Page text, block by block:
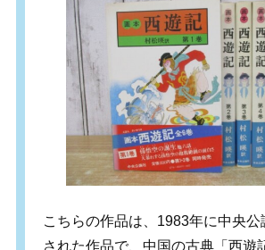
こちらの作品は、1983年に中央
された作品で、中国の古典「西遊